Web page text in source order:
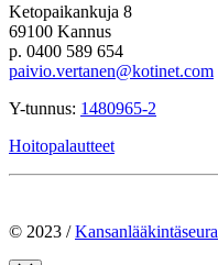
Ketopaikankuja 8
69100 Kannus
p. 0400 589 654
paivio.vertanen@kotinet.com
Y-tunnus: 1480965-2
Hoitopalautteet
© 2023 /Kansanlääkintäseura